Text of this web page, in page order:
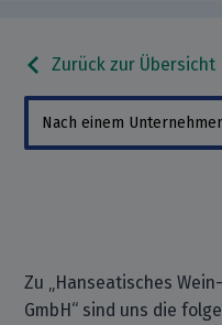
Zurück zur Übersicht
Zu „Hanseatisches
GmbH“ sind uns die